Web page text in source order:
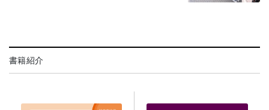
書籍紹介